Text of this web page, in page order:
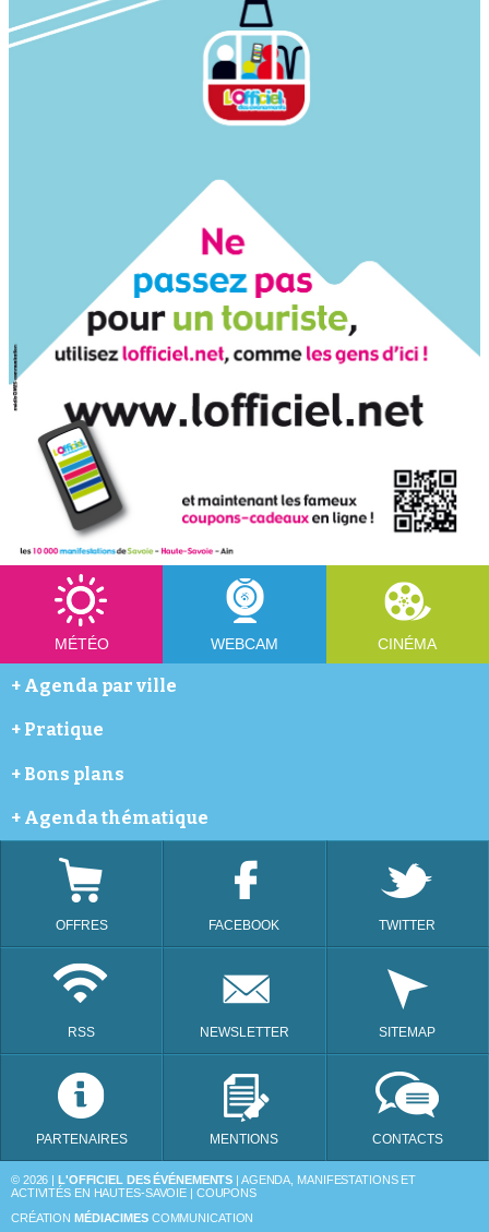
MÉTÉO WEBCAM CINÉMA
+ Agenda par ville
Abondance
Annecy
Avoriaz
Bonneville
Évian-les-Bains
La Chapelle-d'Abondance
Taninges
Thonon-les-Bains
+ Pratique
Cinéma
Programme télé
+ Bons plans
Coupon de réductions
+ Agenda thématique
Animation dans les commerces et portes ouvertes
Bourse d'échange
OFFRES FACEBOOK TWITTER
RSS NEWSLETTER SITEMAP
PARTENAIRES MENTIONS CONTACTS
© 2026 |L'OFFICIEL DES ÉVÉNEMENTS | AGENDA, MANIFESTATIONS ET
ACTIVITÉS EN HAUTES-SAVOIE | COUPONS
CRÉATIONMÉDIACIMESCOMMUNICATION